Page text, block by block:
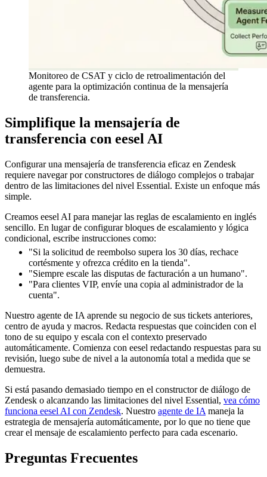
Monitoreo de CSAT y ciclo de retroalimentación del
agente para la optimización continua de la mensajería
de transferencia.
Simplifique la mensajería de
transferencia con eesel AI
Configurar una mensajería de transferencia eficaz en Zendesk
requiere navegar por constructores de diálogo complejos o trabajar
dentro de las limitaciones del nivel Essential. Existe un enfoque más
simple.
Creamos eesel AI para manejar las reglas de escalamiento en inglés
sencillo. En lugar de configurar bloques de escalamiento y lógica
condicional, escribe instrucciones como:
"Si la solicitud de reembolso supera los 30 días, rechace
cortésmente y ofrezca crédito en la tienda".
"Siempre escale las disputas de facturación a un humano".
"Para clientes VIP, envíe una copia al administrador de la
cuenta".
Nuestro agente de IA aprende su negocio de sus tickets anteriores,
centro de ayuda y macros. Redacta respuestas que coinciden con el
tono de su equipo y escala con el contexto preservado
automáticamente. Comienza con eesel redactando respuestas para su
revisión, luego sube de nivel a la autonomía total a medida que se
demuestra.
Si está pasando demasiado tiempo en el constructor de diálogo de
Zendesk o alcanzando las limitaciones del nivel Essential, vea cómo
funciona eesel AI con Zendesk. Nuestro agente de IA maneja la
estrategia de mensajería automáticamente, por lo que no tiene que
crear el mensaje de escalamiento perfecto para cada escenario.
Preguntas Frecuentes